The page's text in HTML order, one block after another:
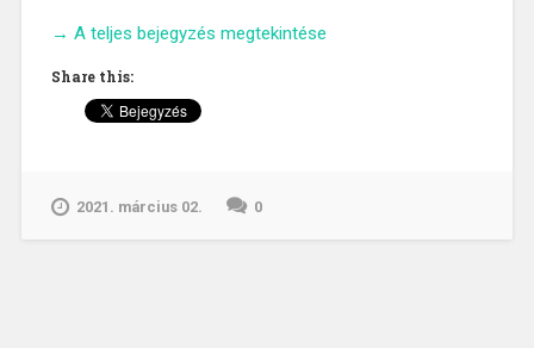
„E-
a
könyvtárból
könyvtári
→ A teljes bejegyzés megtekintése
Share this:
2021. március 02. 0